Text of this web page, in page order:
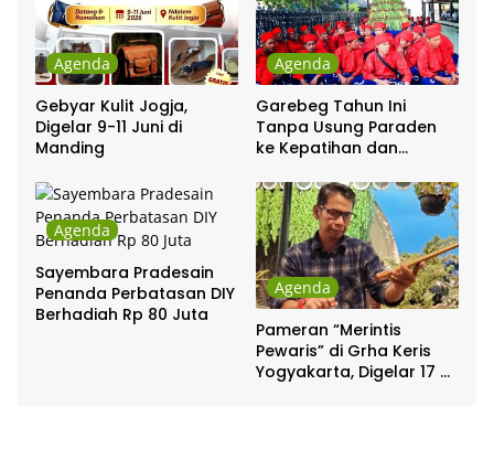
Agenda
Gebyar Kulit Jogja,
Digelar 9-11 Juni di
Manding
Agenda
Garebeg Tahun Ini
Tanpa Usung Paraden
ke Kepatihan dan
Agenda
Sayembara Pradesain
Penanda Perbatasan DIY
Berhadiah Rp 80 Juta
Agenda
Pameran “Merintis
Pewaris” di Grha Keris
Yogyakarta, Digelar 17 –